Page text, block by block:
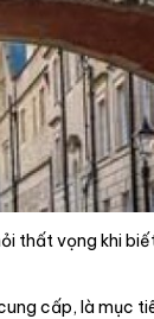
thất vọng khi
cấp, là mục